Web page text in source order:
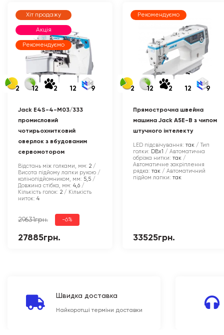
Хіт продажу
Акція
Рекомендуємо
2 12 2 12 9
Jack E4S-4-M03/333
промисловий
чотирьохнитковий
оверлок з вбудованим
сервомотором
Відстань між голками, мм: 2
Висота підйому лапки рукою /
колінопідйомником, мм: 5,5
Довжина стібка, мм: 4,6
Кількість голок: 2
Кількість
ниток: 4
29631грн. -6%
27885грн.
Рекомендуємо
2 12 2 12 9
Прямострочна швейна
машина Jack A5E-B з чипом
штучного інтелекту
LED підсвічування: так
Тип
голки: DBx1
Автоматична
обрізка нитки: так
Автоматичне закріплення
рядка: так
Автоматичний
підйом лапки: так
33525грн.
Швидка доставка
Найкоротші терміни доставки